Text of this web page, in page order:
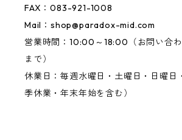
FAX：083-921-1008
Mail： shop@paradox-mid.com
営業時間：10:00～18:00（お問い合
まで）
休業日：毎週水曜日・土曜日・日曜日
季休業・年末年始を含む）